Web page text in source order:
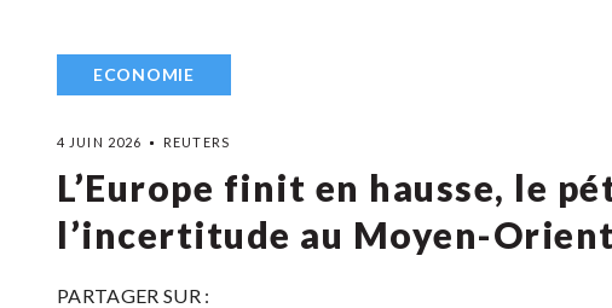
ECONOMIE
4 JUIN 2026 REUTERS
L’Europe finit en hausse, le
l’incertitude au Moyen-Orient
PARTAGER SUR :